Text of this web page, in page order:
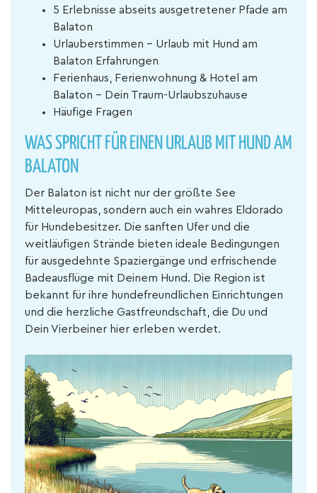
5 Erlebnisse abseits ausgetretener Pfade am
Balaton
Urlauberstimmen - Urlaub mit Hund am
Balaton Erfahrungen
Ferienhaus, Ferienwohnung & Hotel am
Balaton – Dein Traum-Urlaubszuhause
Häufige Fragen
WAS SPRICHT FÜR EINEN URLAUB MIT HUND AM
BALATON
Der Balaton ist nicht nur der größte See
Mitteleuropas, sondern auch ein wahres Eldorado
für Hundebesitzer. Die sanften Ufer und die
weitläufigen Strände bieten ideale Bedingungen
für ausgedehnte Spaziergänge und erfrischende
Badeausflüge mit Deinem Hund. Die Region ist
bekannt für ihre hundefreundlichen Einrichtungen
und die herzliche Gastfreundschaft, die Du und
Dein Vierbeiner hier erleben werdet.